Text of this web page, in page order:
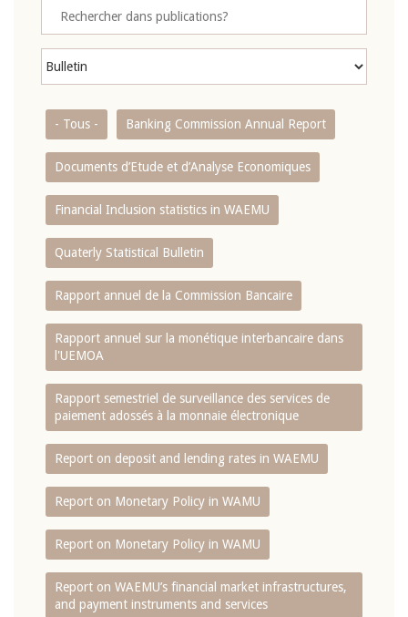
- Tous - Banking Commission Annual Report
Documents d’Etude et d’Analyse Economiques
Financial Inclusion statistics in WAEMU
Quaterly Statistical Bulletin
Rapport annuel de la Commission Bancaire
Rapport annuel sur la monétique interbancaire dans
l'UEMOA
Rapport semestriel de surveillance des services de
paiement adossés à la monnaie électronique
Report on deposit and lending rates in WAEMU
Report on Monetary Policy in WAMU
Report on Monetary Policy in WAMU
Report on WAEMU’s financial market infrastructures,
and payment instruments and services